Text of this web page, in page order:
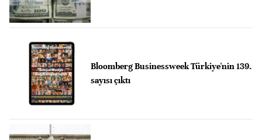
Bloomberg Businessweek Türkiye'nin 139.
sayısı çıktı